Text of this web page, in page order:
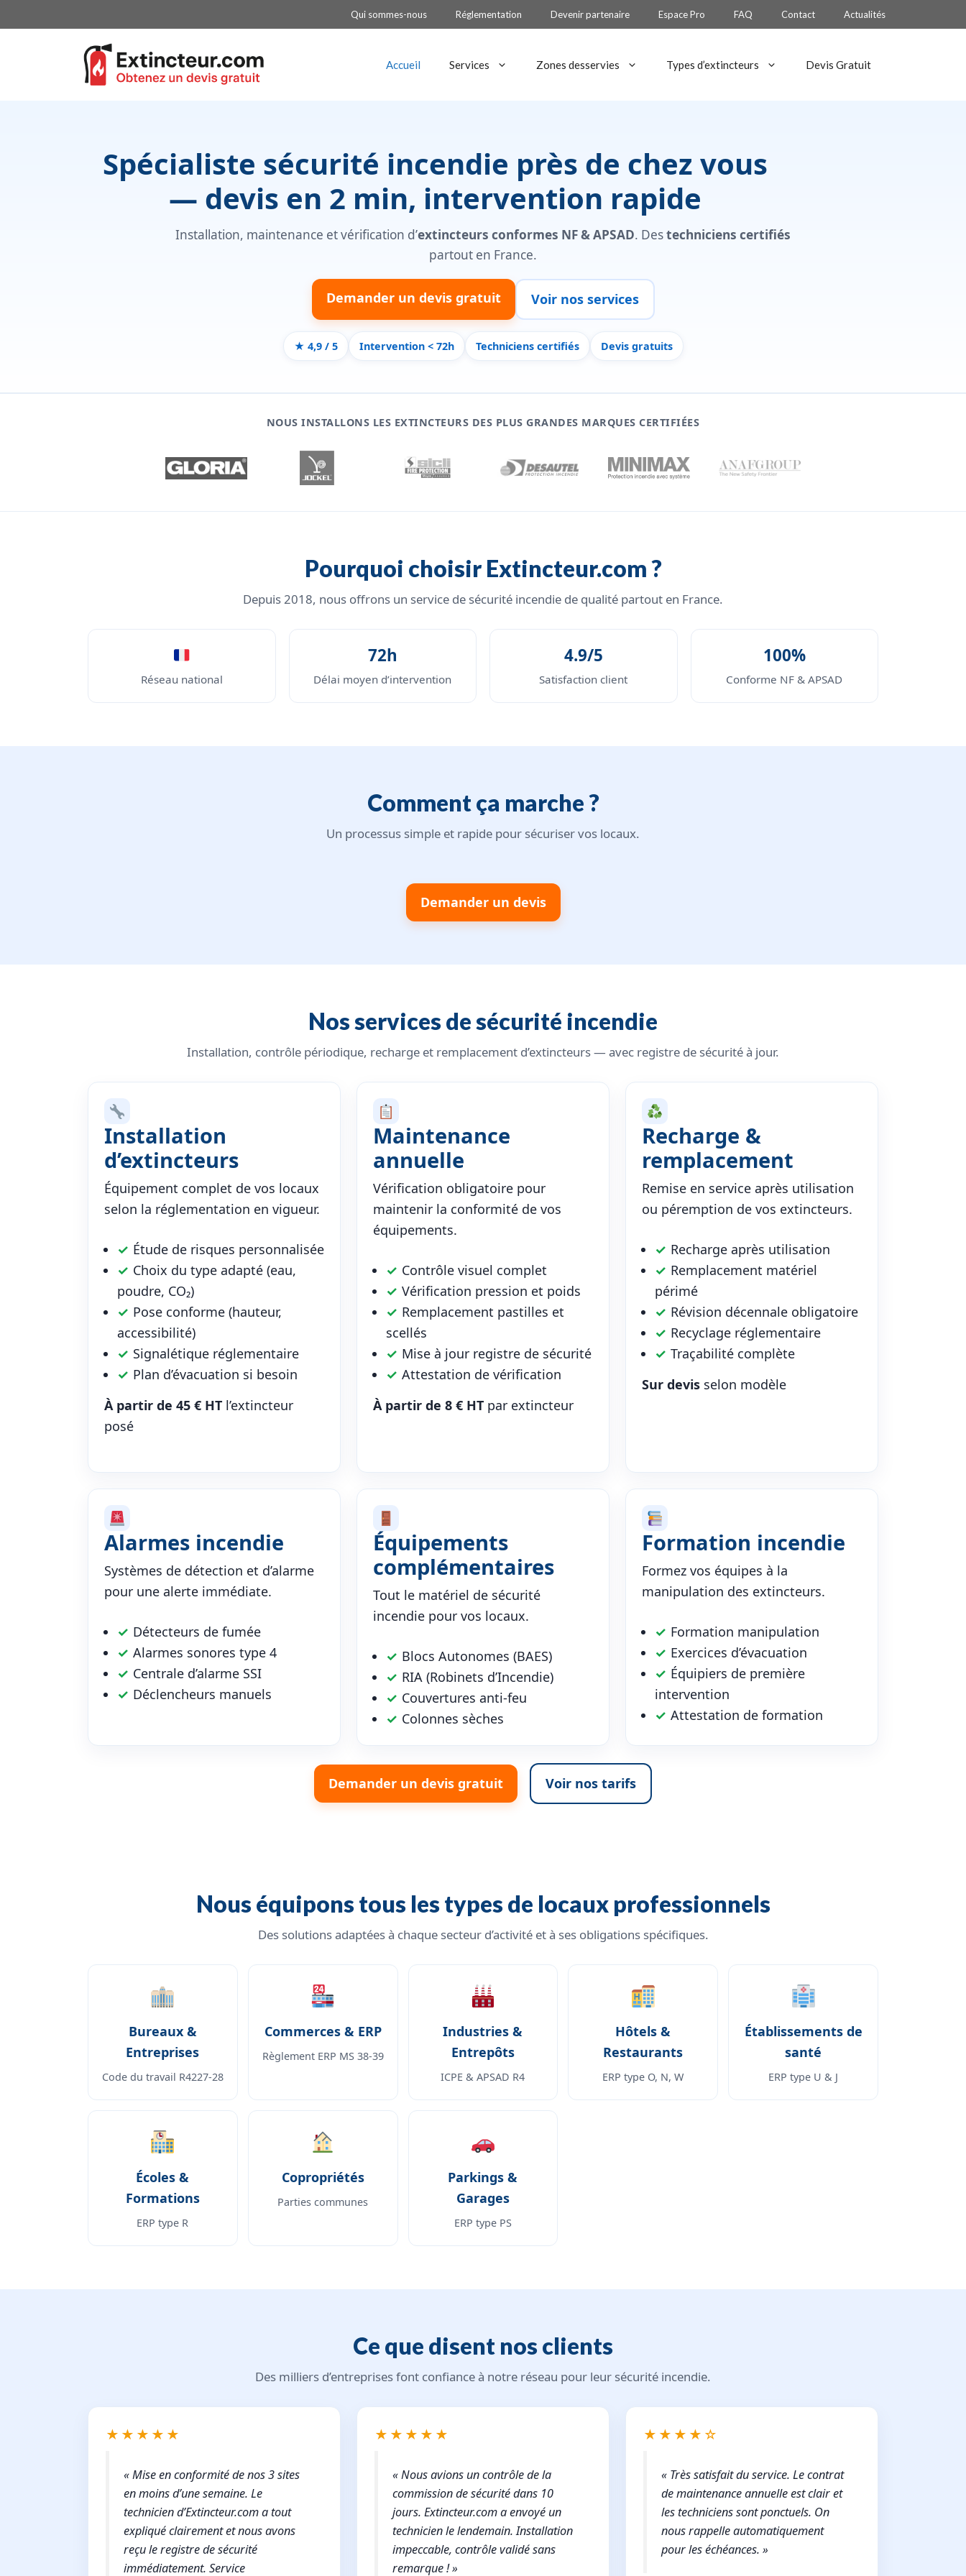
au
Qui sommes-nous Réglementation Devenir partenaire Espace Pro FAQ Contact Actualités
Accueil Services Zones desservies Types d’extincteurs Devis Gratuit
Spécialiste sécurité incendie près de chez vous
— devis en 2 min, intervention rapide
Installation, maintenance et vérification d’extincteurs conformes NF & APSAD. Destechniciens certifiés
partout en France.
Demander un devis gratuit Voir nos services
★ 4,9 / 5 Intervention < 72h Techniciens certifiés Devis gratuits
NOUS INSTALLONS LES EXTINCTEURS DES PLUS GRANDES MARQUES CERTIFIÉES
Pourquoi choisir Extincteur.com ?
Depuis 2018, nous offrons un service de sécurité incendie de qualité partout en France.
Réseau national
72h
Délai moyen d’intervention
4.9/5
Satisfaction client
100%
Conforme NF & APSAD
Comment ça marche ?
Un processus simple et rapide pour sécuriser vos locaux.
Demander un devis
Nos services de sécurité incendie
Installation, contrôle périodique, recharge et remplacement d’extincteurs — avec registre de sécurité à jour.
Installation
d’extincteurs
Équipement complet de vos locaux
selon la réglementation en vigueur.
✓ Étude de risques personnalisée
✓ Choix du type adapté (eau,
poudre, CO₂)
✓ Pose conforme (hauteur,
accessibilité)
✓ Signalétique réglementaire
✓ Plan d’évacuation si besoin
À partir de 45 € HT l’extincteur
posé
Maintenance
annuelle
Vérification obligatoire pour
maintenir la conformité de vos
équipements.
✓ Contrôle visuel complet
✓ Vérification pression et poids
✓ Remplacement pastilles et
scellés
✓ Mise à jour registre de sécurité
✓ Attestation de vérification
À partir de 8 € HT par extincteur
Recharge &
remplacement
Remise en service après utilisation
ou péremption de vos extincteurs.
✓ Recharge après utilisation
✓ Remplacement matériel
périmé
✓ Révision décennale obligatoire
✓ Recyclage réglementaire
✓ Traçabilité complète
Sur devis selon modèle
Alarmes incendie
Systèmes de détection et d’alarme
pour une alerte immédiate.
✓ Détecteurs de fumée
✓ Alarmes sonores type 4
✓ Centrale d’alarme SSI
✓ Déclencheurs manuels
Équipements
complémentaires
Tout le matériel de sécurité
incendie pour vos locaux.
✓ Blocs Autonomes (BAES)
✓ RIA (Robinets d’Incendie)
✓ Couvertures anti-feu
✓ Colonnes sèches
Formation incendie
Formez vos équipes à la
manipulation des extincteurs.
✓ Formation manipulation
✓ Exercices d’évacuation
✓ Équipiers de première
intervention
✓ Attestation de formation
Demander un devis gratuit Voir nos tarifs
Nous équipons tous les types de locaux professionnels
Des solutions adaptées à chaque secteur d’activité et à ses obligations spécifiques.
Bureaux &
Entreprises
Code du travail R4227-28
Commerces & ERP
Règlement ERP MS 38-39
Industries &
Entrepôts
ICPE & APSAD R4
Hôtels &
Restaurants
ERP type O, N, W
Établissements de
santé
ERP type U & J
Écoles &
Formations
ERP type R
Copropriétés
Parties communes
Parkings &
Garages
ERP type PS
Ce que disent nos clients
Des milliers d’entreprises font confiance à notre réseau pour leur sécurité incendie.
★★★★★
« Mise en conformité de nos 3 sites
en moins d’une semaine. Le
technicien d’Extincteur.com a tout
expliqué clairement et nous avons
reçu le registre de sécurité
immédiatement. Service
★★★★★
« Nous avions un contrôle de la
commission de sécurité dans 10
jours. Extincteur.com a envoyé un
technicien le lendemain. Installation
impeccable, contrôle validé sans
remarque ! »
★★★★☆
« Très satisfait du service. Le contrat
de maintenance annuelle est clair et
les techniciens sont ponctuels. On
nous rappelle automatiquement
pour les échéances. »